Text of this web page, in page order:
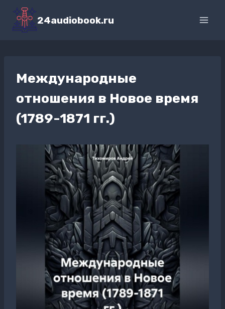
Перейти
содержимому
24audiobook.ru
Международные
отношения в Новое время
(1789-1871 гг.)